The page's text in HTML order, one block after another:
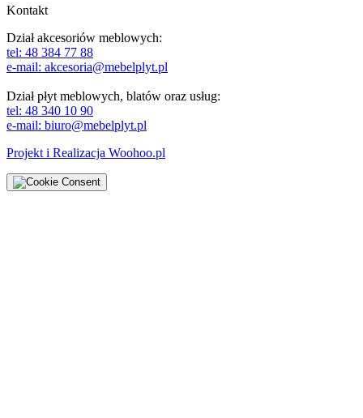
Kontakt
Dział akcesoriów meblowych:
tel: 48 384 77 88
e-mail: akcesoria@mebelplyt.pl
Dział płyt meblowych, blatów oraz usług:
tel: 48 340 10 90
e-mail: biuro@mebelplyt.pl
Projekt i Realizacja Woohoo.pl